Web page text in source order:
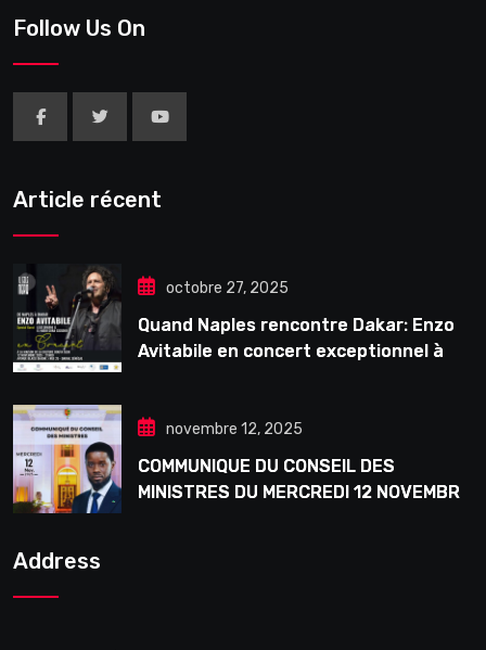
Follow Us On
Article récent
octobre 27, 2025
Quand Naples rencontre Dakar: Enzo
Avitabile en concert exceptionnel à
novembre 12, 2025
COMMUNIQUE DU CONSEIL DES
MINISTRES DU MERCREDI 12 NOVEMBRE
Address